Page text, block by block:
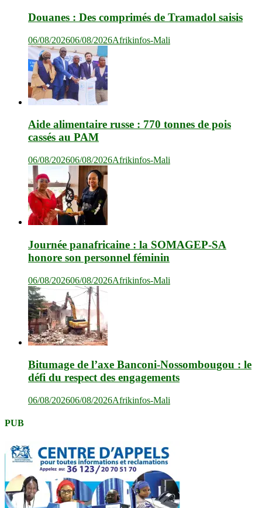
Douanes : Des comprimés de Tramadol saisis
06/08/202606/08/2026Afrikinfos-Mali
Aide alimentaire russe : 770 tonnes de pois
cassés au PAM
06/08/202606/08/2026Afrikinfos-Mali
Journée panafricaine : la SOMAGEP-SA
honore son personnel féminin
06/08/202606/08/2026Afrikinfos-Mali
Bitumage de l’axe Banconi-Nossombougou : le
défi du respect des engagements
06/08/202606/08/2026Afrikinfos-Mali
PUB